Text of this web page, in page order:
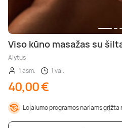
Viso kūno masažas su
Alytus
1 asm.
1 val.
40,00 €
Lojalumo programos nariams grįžta